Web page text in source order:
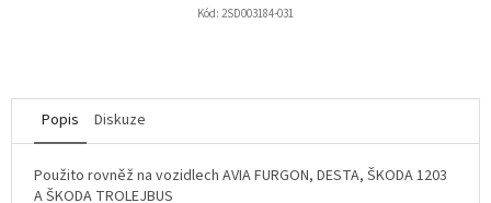
Kód: 2SD003184-031
Popis Diskuze
Použito rovněž na vozidlech AVIA FURGON, DESTA, ŠKODA 1203
A ŠKODA TROLEJBUS